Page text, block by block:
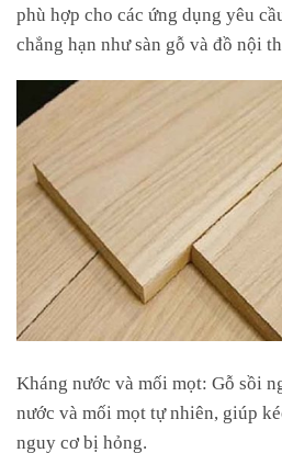
phù hợp cho các ứng dụng yêu
chẳng hạn như sàn gỗ và đồ nội
Kháng nước và mối mọt: Gỗ sồi
nước và mối mọt tự nhiên, giúp
nguy cơ bị hỏng.